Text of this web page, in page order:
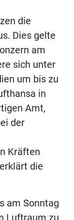
die
Dies gelte
am
sich unter
um bis zu
in
Amt,
der
Kräften
die
am Sonntag